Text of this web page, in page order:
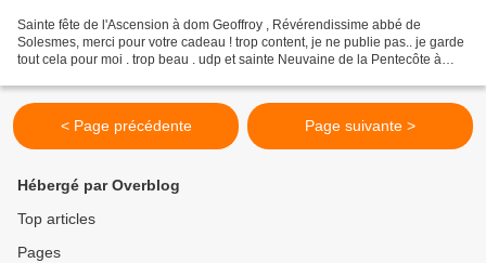
Sainte fête de l'Ascension à dom Geoffroy , Révérendissime abbé de
Solesmes, merci pour votre cadeau ! trop content, je ne publie pas.. je garde
tout cela pour moi . trop beau . udp et sainte Neuvaine de la Pentecôte à
< Page précédente Page suivante >
Hébergé par Overblog
Top articles
Pages